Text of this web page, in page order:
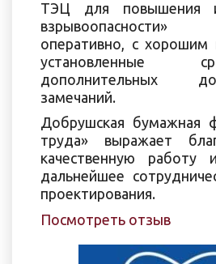
ТЭЦ для повышения
оперативно, с
установленные
дополнительных
замечаний.
Добрушская бумажная
труда» выражает
качественную работу
дальнейшее
проектирования.
Посмотреть отзыв